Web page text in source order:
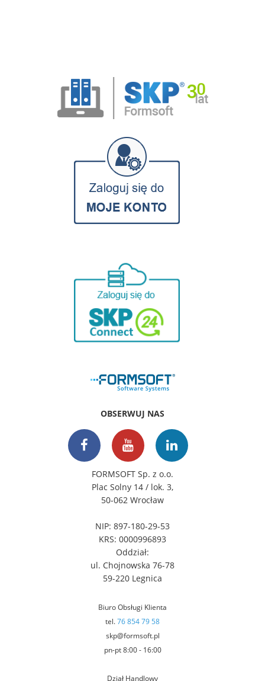
OBSERWUJ NAS
FORMSOFT Sp. z o.o.
Plac Solny 14 / lok. 3,
50-062 Wrocław
NIP: 897-180-29-53
KRS: 0000996893
Oddział:
ul. Chojnowska 76-78
59-220 Legnica
Biuro Obsługi Klienta
tel.76 854 79 58
skp@formsoft.pl
pn-pt 8:00 - 16:00
Dział Handlowy